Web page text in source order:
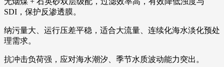
SDI，保护反渗透膜。
纳污量大、运行压差平稳，适合大流量、连续化海水淡化预处
理需求。
抗冲击负荷强，应对海水潮汐、季节水质波动能力突出。